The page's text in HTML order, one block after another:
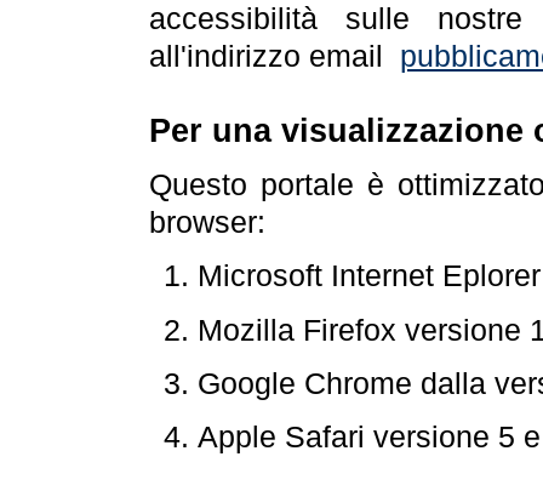
accessibilità sulle
all'indirizzo email
Per una visualizzazione
Questo portale è
browser:
Microsoft Internet
Mozilla Firefox versione
Google Chrome dalla
Apple Safari versione 5